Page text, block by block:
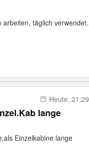
täglich verwendet.
Heute, 21:29
lange
Einzelkabine lange